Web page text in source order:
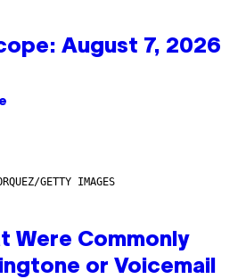
August 7, 2026
GETTY IMAGES
Were Commonly
or Voicemail